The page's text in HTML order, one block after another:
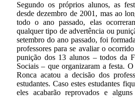
Segundo os próprios alunos, as
desde dezembro de 2001, mas ao
todo o ano passado, elas
qualquer tipo de advertência ou
setembro do ano passado, foi
professores para se avaliar o
punição dos 13 alunos – todos da
Sociais – que organizaram a festa.
Ronca acatou a decisão dos
estudantes. Caso estes estudantes
eles acabarão reprovados e